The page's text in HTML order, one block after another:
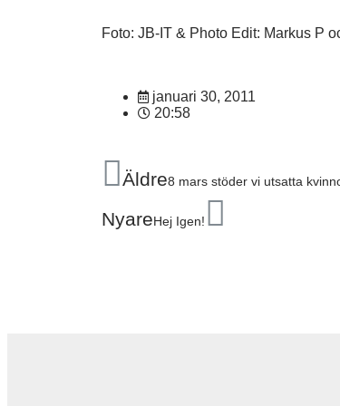
Foto: JB-IT & Photo Edit: Markus P
januari 30, 2011
20:58
Äldre8 mars stöder vi utsatta
NyareHej Igen!